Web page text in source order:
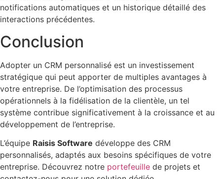
notifications automatiques et un historique détaillé des
interactions précédentes.
Conclusion
Adopter un CRM personnalisé est un investissement
stratégique qui peut apporter de multiples avantages à
votre entreprise. De l’optimisation des processus
opérationnels à la fidélisation de la clientèle, un tel
système contribue significativement à la croissance et au
développement de l’entreprise.
L’équipe Raisis Software développe des CRM
personnalisés, adaptés aux besoins spécifiques de votre
entreprise. Découvrez notre portefeuille de projets et